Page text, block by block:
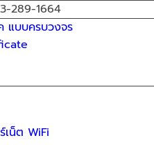
289-1664
น็ต WiFi